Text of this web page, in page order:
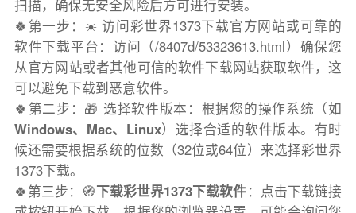
扫描，确保无安全风险后方可进行安装。
🍀第一步：☀️ 访问彩世界1373下载官方网站或可靠的
软件下载平台：访问（/8407d/53323613.html）确保您
从官方网站或者其他可信的软件下载网站获取软件，这
可以避免下载到恶意软件。
🍀第二步：🎁 选择软件版本：根据您的操作系统（如
Windows、Mac、Linux）选择合适的软件版本。有时
候还需要根据系统的位数（32位或64位）来选择彩世界
1373下载。
🍀第三步：🧭下载彩世界1373下载软件：点击下载链接